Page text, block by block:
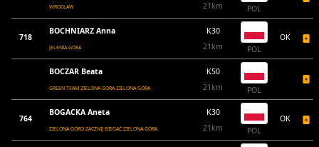
WROCŁAW
21km
POL
718
BOCHNIARZ Anna
JELENIA GÓRA
K30
21km
POL
OK
BOCZAR Beata
GREEN TEAM ZIELONA GÓRA ZIELONA GÓRA
K50
21km
POL
764
BOGACKA Aneta
ZIELONA GÓRO ZACZNIJ BIEGAĆ ZIELONA GÓRA
K30
21km
POL
OK